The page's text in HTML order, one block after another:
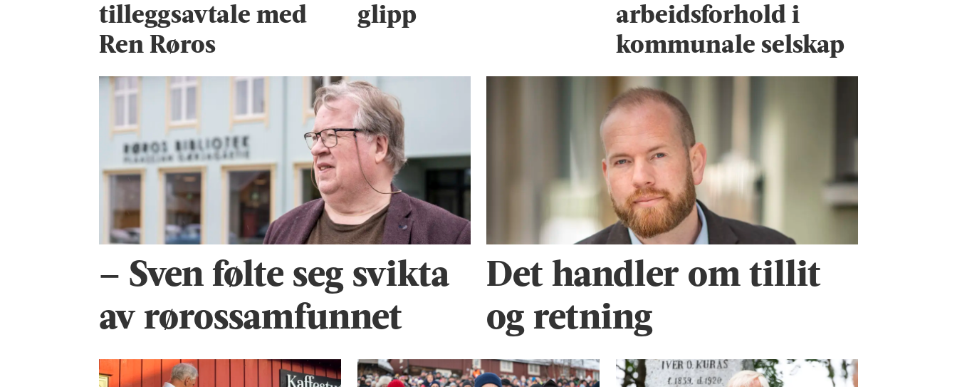
tilleggsavtale med
Ren Røros
glipp
arbeidsforhold i
kommunale selskap
– Sven følte seg svikta
av rørossamfunnet
Det handler om tillit
og retning